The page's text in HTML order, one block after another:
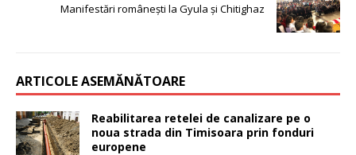
Manifestări româneşti la Gyula şi Chitighaz
ARTICOLE ASEMĂNĂTOARE
Reabilitarea retelei de canalizare pe o
noua strada din Timisoara prin fonduri
europene